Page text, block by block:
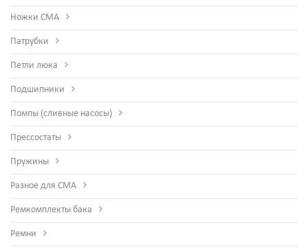
Ножки СМА
Патрубки
Петли люка
Подшипники
Помпы (сливные насосы)
Прессостаты
Пружины
Разное для СМА
Ремкомплекты бака
Ремни